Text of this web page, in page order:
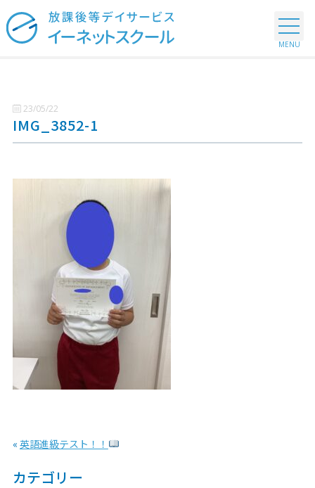
23/05/22
IMG_3852-1
« 英語進級テスト！！
カテゴリー